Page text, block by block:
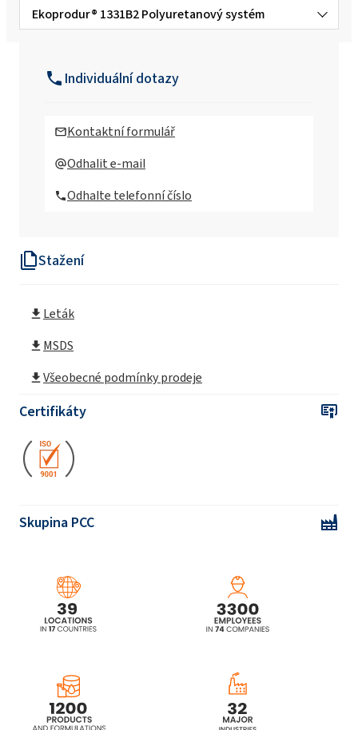
Stažení
Leták
MSDS
Všeobecné podmínky prodeje
Certifikáty
Skupina PCC
Ekoprodur® 1331B2 Polyuretanový systém
systém
Ekoprodur® 1112B2 Polyuretanový systém
Ekoprodur® 3050W2 Polyuretanový systém
Ekoprodur® 4540W Polyuretanový systém
Individuální dotazy
Kontaktní formulář
Odhalit e-mail
Odhalte telefonní číslo